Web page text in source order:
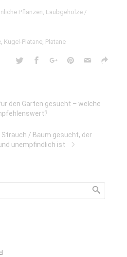
Pflanzen, Laubgehölze /
, Kugel-Platane, Platane
den Garten gesucht – welche
/ Baum gesucht, der
unempfindlich ist